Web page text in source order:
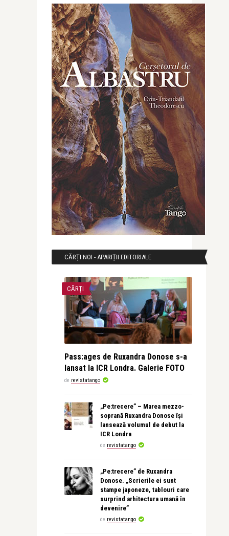
CĂRȚI NOI - APARIȚII EDITORIALE
CĂRȚI
Pass:ages de Ruxandra Donose s-a
lansat la ICR Londra. Galerie FOTO
de revistatango
„Pe:trecere” – Marea mezzo-
soprană Ruxandra Donose își
lansează volumul de debut la
ICR Londra
de revistatango
„Pe:trecere” de Ruxandra
Donose. „Scrierile ei sunt
stampe japoneze, tablouri care
surprind arhitectura umană în
devenire”
de revistatango